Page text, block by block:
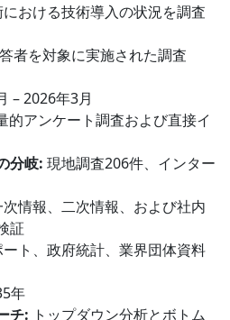
おける技術導入の状況を調査
者を対象に実施された調査
– 2026年3月
的アンケート調査および直接イ
分岐: 現地調査206件、インター
次情報、二次情報、および社内
証
ト、政府統計、業界団体資料
年
チ: トップダウン分析とボトム